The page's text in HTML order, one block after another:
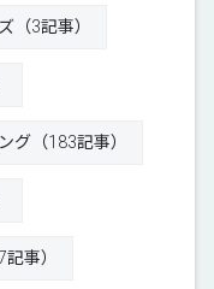
（3記事）
グ（183記事）
事）